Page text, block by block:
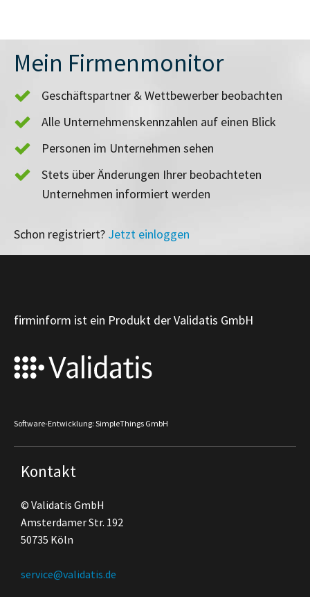
Mein Firmenmonitor
Geschäftspartner & Wettbewerber beobachten
Alle Unternehmenskennzahlen auf einen Blick
Personen im Unternehmen sehen
Stets über Änderungen Ihrer beobachteten
Unternehmen informiert werden
Schon registriert? Jetzt einloggen
firminform ist ein Produkt der Validatis GmbH
Software-Entwicklung: SimpleThings GmbH
Kontakt
© Validatis GmbH
Amsterdamer Str. 192
50735 Köln
service@validatis.de